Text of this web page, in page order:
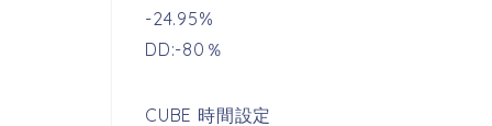
-24.95%
DD:-80％
CUBE 時間設定